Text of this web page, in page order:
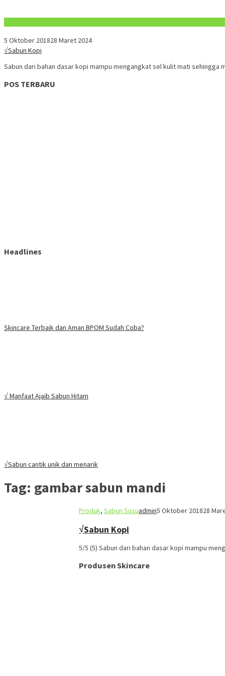
5 Oktober 201828 Maret 2024
√Sabun Kopi
Sabun dari bahan dasar kopi mampu mengangkat sel kulit mati
POS TERBARU
Headlines
Skincare Terbaik dan Aman BPOM Sudah Coba?
√ Manfaat Ajaib Sabun Hitam
√Sabun cantik unik dan menarik
Tag: gambar sabun mandi
Produk, Sabun Susuadmin5 Oktober 201828
√Sabun Kopi
5/5 (5) Sabun dari bahan dasar kopi mampu
Produsen Skincare